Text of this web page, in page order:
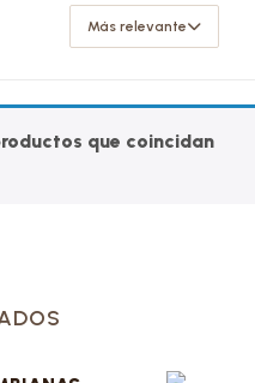
Más relevante
que coincidan